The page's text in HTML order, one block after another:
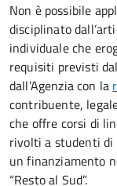
Non è possibile
disciplinato
individuale che
requisiti previsti
dall’Agenzia con la
contribuente,
che offre corsi di
rivolti a studenti
un finanziamento
“Resto al Sud”.